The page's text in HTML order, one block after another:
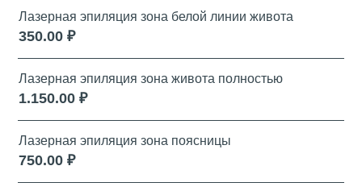
Лазерная эпиляция зона белой линии живота
350.00 ₽
Лазерная эпиляция зона живота полностью
1.150.00 ₽
Лазерная эпиляция зона поясницы
750.00 ₽